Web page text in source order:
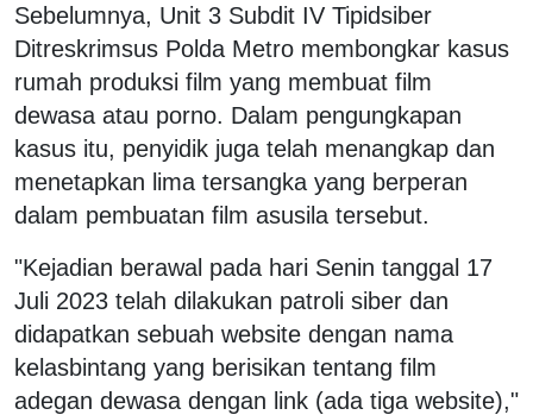
Sebelumnya, Unit 3 Subdit IV Tipidsiber
Ditreskrimsus Polda Metro membongkar kasus
rumah produksi film yang membuat film
dewasa atau porno. Dalam pengungkapan
kasus itu, penyidik juga telah menangkap dan
menetapkan lima tersangka yang berperan
dalam pembuatan film asusila tersebut.
"Kejadian berawal pada hari Senin tanggal 17
Juli 2023 telah dilakukan patroli siber dan
didapatkan sebuah website dengan nama
kelasbintang yang berisikan tentang film
adegan dewasa dengan link (ada tiga website),"